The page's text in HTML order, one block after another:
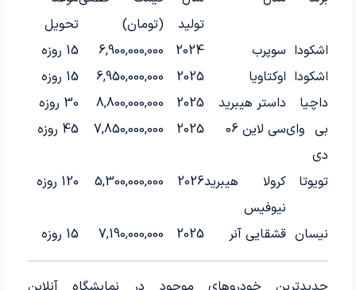
تولید
(تومان)
تحویل
اشکودا سوپرب 2024
6,900,000,000
15 روزه
اشکودا اوکتاویا 2025
6,950,000,000
15 روزه
داچیا
داستر هیبرید 2025
8,800,000,000
30 روزه
بی وای
دی
سی لاین 06 2025
7,850,000,000 45 روزه
تویوتا
کرولا هیبرید
نیوفیس
2026
5,300,000,000 120 روزه
نیسان قشقایی آنر 2025
7,190,000,000 15 روزه